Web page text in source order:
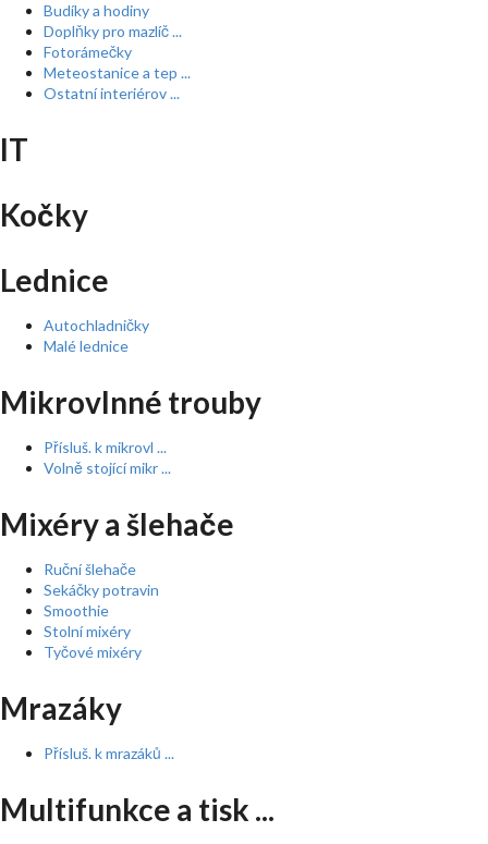
Budíky a hodiny
Doplňky pro mazlíč ...
Fotorámečky
Meteostanice a tep ...
Ostatní interiérov ...
IT
Kočky
Lednice
Autochladničky
Malé lednice
Mikrovlnné trouby
Přísluš. k mikrovl ...
Volně stojící mikr ...
Mixéry a šlehače
Ruční šlehače
Sekáčky potravin
Smoothie
Stolní mixéry
Tyčové mixéry
Mrazáky
Přísluš. k mrazáků ...
Multifunkce a tisk ...